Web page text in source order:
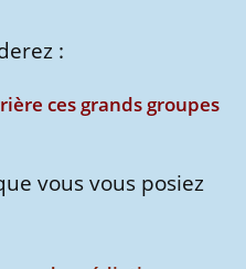
:
ces grands groupes
vous vous posiez